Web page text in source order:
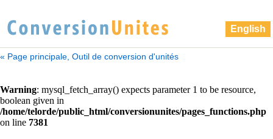
English
« Page principale, Outil de conversion d'unités